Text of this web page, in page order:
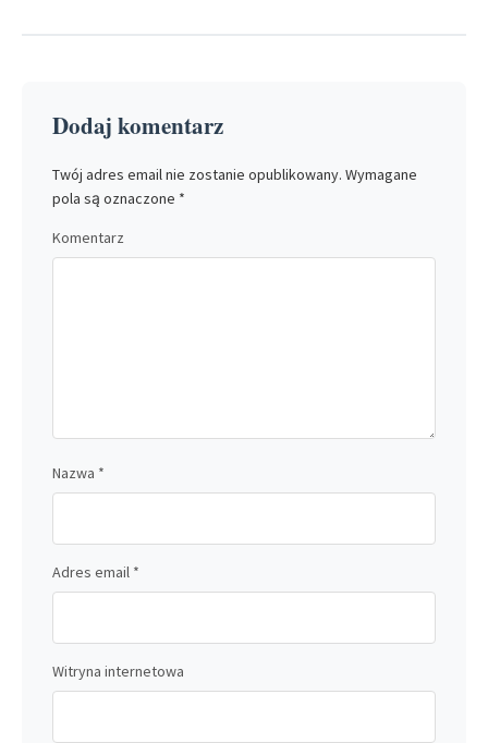
Dodaj komentarz
Twój adres email nie zostanie opublikowany. Wymagane
pola są oznaczone *
Komentarz
Nazwa *
Adres email *
Witryna internetowa